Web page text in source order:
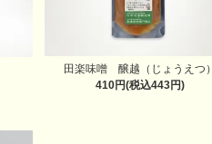
田楽味噌 醸越（じょうえつ）
410円(税込443円)